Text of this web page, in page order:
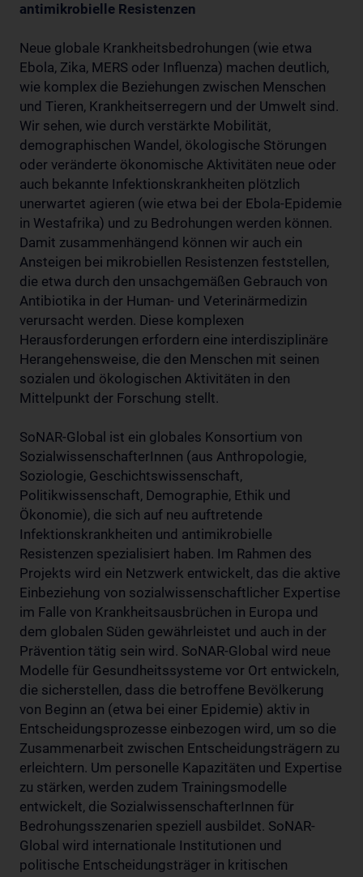
antimikrobielle Resistenzen
Neue globale Krankheitsbedrohungen (wie etwa
Ebola, Zika, MERS oder Influenza) machen deutlich,
wie komplex die Beziehungen zwischen Menschen
und Tieren, Krankheitserregern und der Umwelt sind.
Wir sehen, wie durch verstärkte Mobilität,
demographischen Wandel, ökologische Störungen
oder veränderte ökonomische Aktivitäten neue oder
auch bekannte Infektionskrankheiten plötzlich
unerwartet agieren (wie etwa bei der Ebola-Epidemie
in Westafrika) und zu Bedrohungen werden können.
Damit zusammenhängend können wir auch ein
Ansteigen bei mikrobiellen Resistenzen feststellen,
die etwa durch den unsachgemäßen Gebrauch von
Antibiotika in der Human- und Veterinärmedizin
verursacht werden. Diese komplexen
Herausforderungen erfordern eine interdisziplinäre
Herangehensweise, die den Menschen mit seinen
sozialen und ökologischen Aktivitäten in den
Mittelpunkt der Forschung stellt.
SoNAR-Global ist ein globales Konsortium von
SozialwissenschafterInnen (aus Anthropologie,
Soziologie, Geschichtswissenschaft,
Politikwissenschaft, Demographie, Ethik und
Ökonomie), die sich auf neu auftretende
Infektionskrankheiten und antimikrobielle
Resistenzen spezialisiert haben. Im Rahmen des
Projekts wird ein Netzwerk entwickelt, das die aktive
Einbeziehung von sozialwissenschaftlicher Expertise
im Falle von Krankheitsausbrüchen in Europa und
dem globalen Süden gewährleistet und auch in der
Prävention tätig sein wird. SoNAR-Global wird neue
Modelle für Gesundheitssysteme vor Ort entwickeln,
die sicherstellen, dass die betroffene Bevölkerung
von Beginn an (etwa bei einer Epidemie) aktiv in
Entscheidungsprozesse einbezogen wird, um so die
Zusammenarbeit zwischen Entscheidungsträgern zu
erleichtern. Um personelle Kapazitäten und Expertise
zu stärken, werden zudem Trainingsmodelle
entwickelt, die SozialwissenschafterInnen für
Bedrohungsszenarien speziell ausbildet. SoNAR-
Global wird internationale Institutionen und
politische Entscheidungsträger in kritischen